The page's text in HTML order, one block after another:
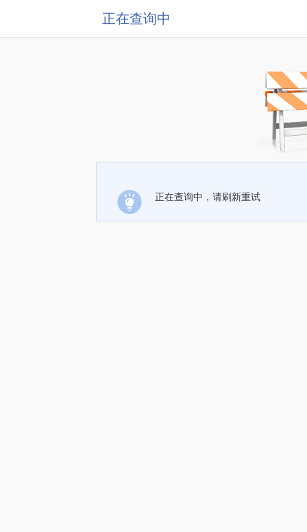
正在查询中
正在查询中，请刷新重试